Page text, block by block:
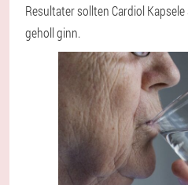
Resultater sollten Cardiol
geholl ginn.